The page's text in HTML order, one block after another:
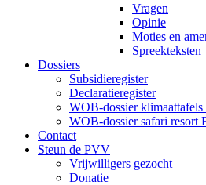
Vragen
Opinie
Moties en
Spreekteksten
Dossiers
Subsidieregister
Declaratieregister
WOB-dossier
WOB-dossier safari resort
Contact
Steun de PVV
Vrijwilligers gezocht
Donatie